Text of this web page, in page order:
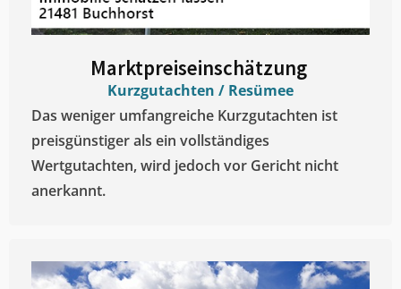
Marktpreiseinschätzung ​
Kurzgutachten / Resümee
Das weniger umfangreiche Kurzgutachten ist
preisgünstiger als ein vollständiges
Wertgutachten, wird jedoch vor Gericht nicht
anerkannt.